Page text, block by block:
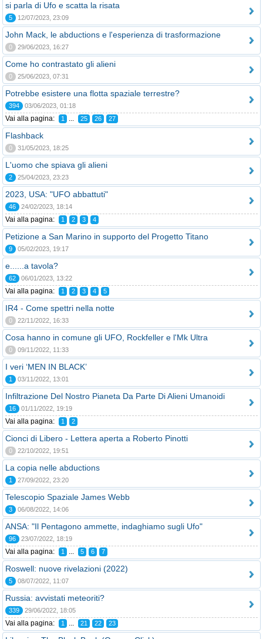
si parla di Ufo e scatta la risata
5 12/07/2023, 23:09
John Mack, le abductions e l'esperienza di trasformazione
0 29/06/2023, 16:27
Come ho contrastato gli alieni
0 25/06/2023, 07:31
Potrebbe esistere una flotta spaziale terrestre?
394 03/06/2023, 01:18
Vai alla pagina: 1 ... 25 26 27
Flashback
0 31/05/2023, 18:25
L'uomo che spiava gli alieni
2 25/04/2023, 23:23
2023, USA: "UFO abbattuti"
46 24/02/2023, 18:14
Vai alla pagina: 1 2 3 4
Petizione a San Marino in supporto del Progetto Titano
9 05/02/2023, 19:17
e......a tavola?
62 06/01/2023, 13:22
Vai alla pagina: 1 2 3 4 5
IR4 - Come spettri nella notte
0 22/11/2022, 16:33
Cosa hanno in comune gli UFO, Rockfeller e l'Mk Ultra
0 09/11/2022, 11:33
I veri ‘MEN IN BLACK’
1 03/11/2022, 13:01
Infiltrazione Del Nostro Pianeta Da Parte Di Alieni Umanoidi
16 01/11/2022, 19:19
Vai alla pagina: 1 2
Cionci di Libero - Lettera aperta a Roberto Pinotti
0 22/10/2022, 19:51
La copia nelle abductions
1 27/09/2022, 23:20
Telescopio Spaziale James Webb
3 06/08/2022, 14:06
ANSA: "Il Pentagono ammette, indaghiamo sugli Ufo"
96 23/07/2022, 18:19
Vai alla pagina: 1 ... 5 6 7
Roswell: nuove rivelazioni (2022)
5 08/07/2022, 11:07
Russia: avvistati meteoriti?
339 29/06/2022, 18:05
Vai alla pagina: 1 ... 21 22 23